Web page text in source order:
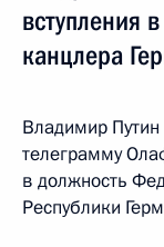
вступления
канцлера
Владимир
телеграмму
в должность
Республики